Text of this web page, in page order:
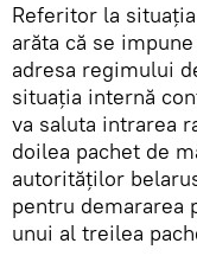
Referitor la
arăta că se
adresa regimului
situaţia internă
va saluta intrarea
doilea pachet de
autorităţilor
pentru demararea
unui al treilea